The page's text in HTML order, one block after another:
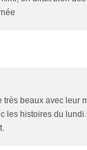
beaux avec leur
les histoires du